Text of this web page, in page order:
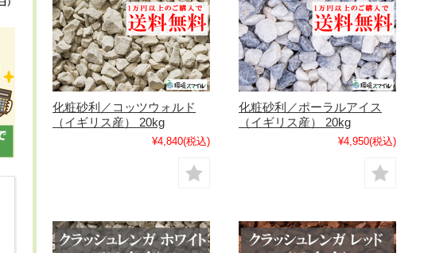
化粧砂利／コッツウォルド
（イギリス産） 20kg
¥4,840(税込)
化粧砂利／ポーラルアイス
（イギリス産） 20kg
¥4,950(税込)